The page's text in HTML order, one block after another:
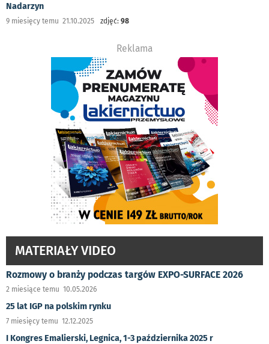
Nadarzyn
9 miesięcy temu 21.10.2025 zdjęć: 98
Reklama
MATERIAŁY VIDEO
Rozmowy o branży podczas targów EXPO-SURFACE 2026
2 miesiące temu 10.05.2026
25 lat IGP na polskim rynku
7 miesięcy temu 12.12.2025
I Kongres Emalierski, Legnica, 1-3 października 2025 r